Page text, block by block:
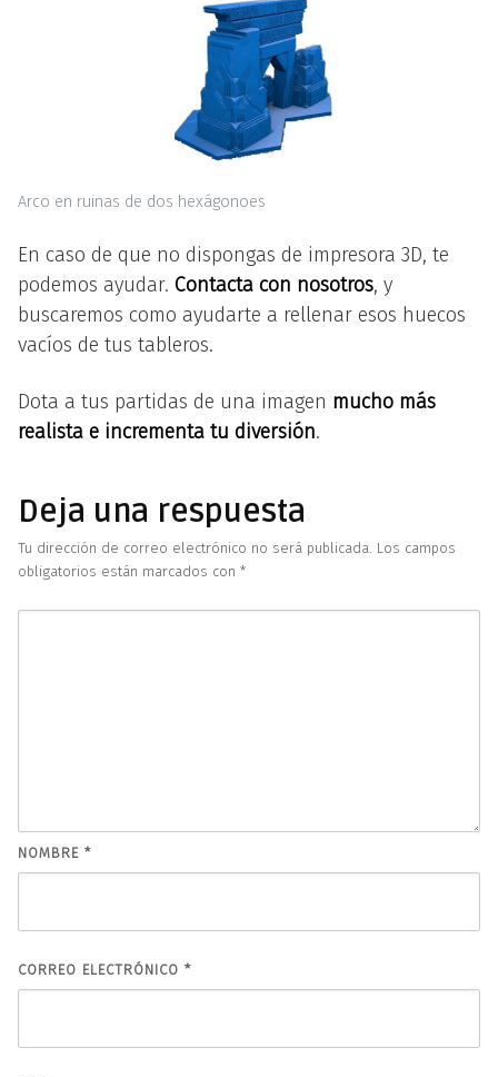
Arco en ruinas de dos hexágonoes
En caso de que no dispongas de impresora 3D, te
podemos ayudar. Contacta con nosotros, y
buscaremos como ayudarte a rellenar esos huecos
vacíos de tus tableros.
Dota a tus partidas de una imagen mucho más
realista e incrementa tu diversión.
Deja una respuesta
Tu dirección de correo electrónico no será publicada. Los campos
obligatorios están marcados con *
NOMBRE *
CORREO ELECTRÓNICO *